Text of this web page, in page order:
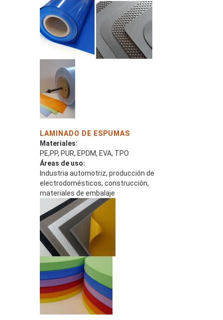
LAMINADO DE ESPUMAS
Materiales:
PE,PP, PUR, EPDM, EVA, TPO
Áreas de uso:
Industria automotriz, producción de
electrodomésticos, construcción,
materiales de embalaje